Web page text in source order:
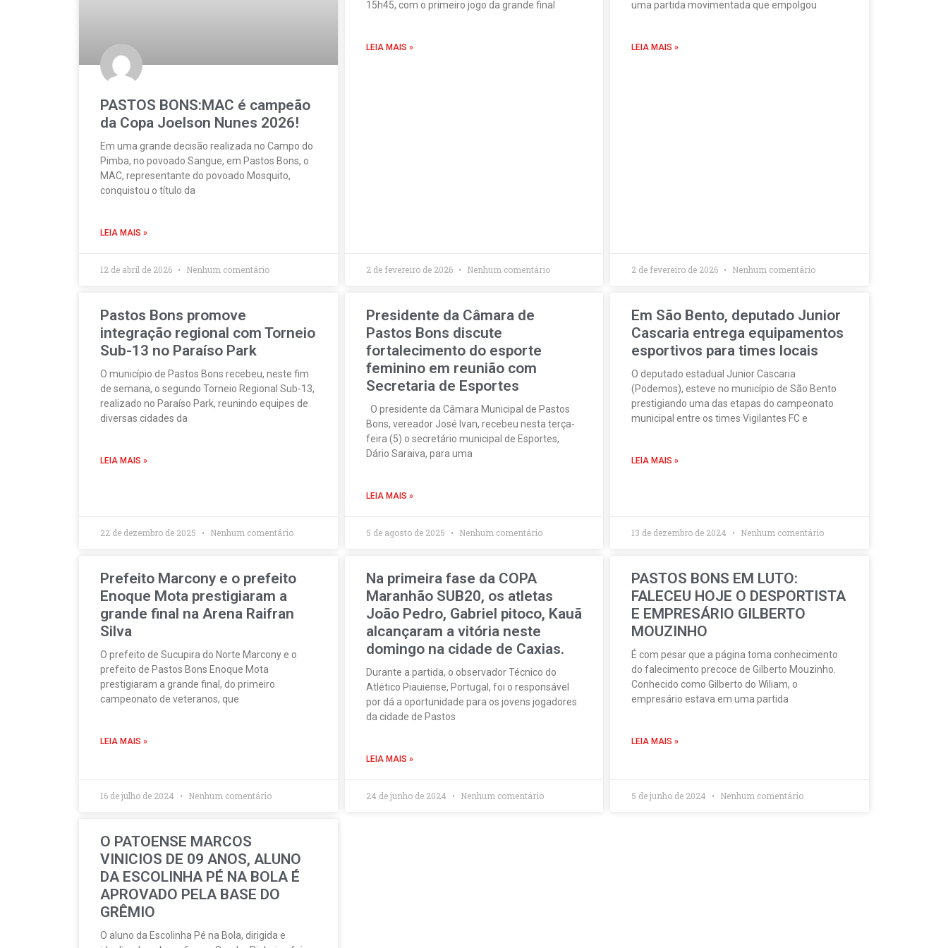
PASTOS BONS:MAC é campeão
da Copa Joelson Nunes 2026!
Em uma grande decisão realizada no Campo do
Pimba, no povoado Sangue, em Pastos Bons, o
MAC, representante do povoado Mosquito,
conquistou o título da
LEIA MAIS »
12 de abril de 2026 Nenhum comentário
15h45, com o primeiro jogo da grande final
LEIA MAIS »
2 de fevereiro de 2026 Nenhum comentário
uma partida movimentada que empolgou
LEIA MAIS »
2 de fevereiro de 2026 Nenhum comentário
Pastos Bons promove
integração regional com Torneio
Sub-13 no Paraíso Park
O município de Pastos Bons recebeu, neste fim
de semana, o segundo Torneio Regional Sub-13,
realizado no Paraíso Park, reunindo equipes de
diversas cidades da
LEIA MAIS »
22 de dezembro de 2025 Nenhum comentário
Presidente da Câmara de
Pastos Bons discute
fortalecimento do esporte
feminino em reunião com
Secretaria de Esportes
O presidente da Câmara Municipal de Pastos
Bons, vereador José Ivan, recebeu nesta terça-
feira (5) o secretário municipal de Esportes,
Dário Saraiva, para uma
LEIA MAIS »
5 de agosto de 2025 Nenhum comentário
Em São Bento, deputado Junior
Cascaria entrega equipamentos
esportivos para times locais
O deputado estadual Junior Cascaria
(Podemos), esteve no município de São Bento
prestigiando uma das etapas do campeonato
municipal entre os times Vigilantes FC e
LEIA MAIS »
13 de dezembro de 2024 Nenhum comentário
Prefeito Marcony e o prefeito
Enoque Mota prestigiaram a
grande final na Arena Raifran
Silva
O prefeito de Sucupira do Norte Marcony e o
prefeito de Pastos Bons Enoque Mota
prestigiaram a grande final, do primeiro
campeonato de veteranos, que
LEIA MAIS »
16 de julho de 2024 Nenhum comentário
Na primeira fase da COPA
Maranhão SUB20, os atletas
João Pedro, Gabriel pitoco, Kauã
alcançaram a vitória neste
domingo na cidade de Caxias.
Durante a partida, o observador Técnico do
Atlético Piauiense, Portugal, foi o responsável
por dá a oportunidade para os jovens jogadores
da cidade de Pastos
LEIA MAIS »
24 de junho de 2024 Nenhum comentário
PASTOS BONS EM LUTO:
FALECEU HOJE O DESPORTISTA
E EMPRESÁRIO GILBERTO
MOUZINHO
É com pesar que a página toma conhecimento
do falecimento precoce de Gilberto Mouzinho.
Conhecido como Gilberto do Wiliam, o
empresário estava em uma partida
LEIA MAIS »
5 de junho de 2024 Nenhum comentário
O PATOENSE MARCOS
VINICIOS DE 09 ANOS, ALUNO
DA ESCOLINHA PÉ NA BOLA É
APROVADO PELA BASE DO
GRÊMIO
O aluno da Escolinha Pé na Bola, dirigida e